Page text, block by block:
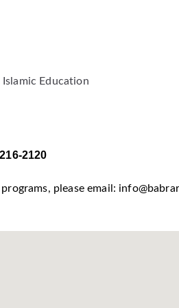
Islamic Education
2120
please email: